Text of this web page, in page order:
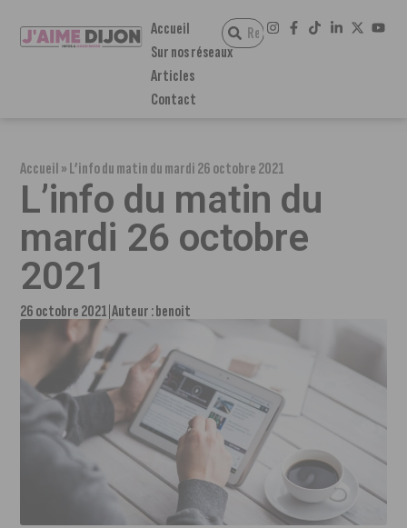
Accueil
Sur nos réseaux
Articles
Contact
Accueil»L’info du matin du mardi 26 octobre 2021
L’info du matin du
mardi 26 octobre
2021
26 octobre 2021 Auteur :benoit